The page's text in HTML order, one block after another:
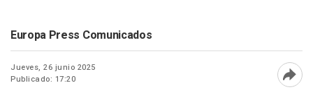
Europa Press Comunicados
Jueves, 26 junio 2025
Publicado: 17:20